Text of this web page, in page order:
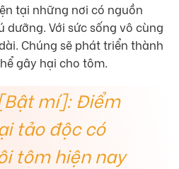
tại những nơi có nguồn
dưỡng. Với sức sống vô cùng
Chúng sẽ phát triển thành
gây hại cho tôm.
mí]: Điểm
tảo độc có
tôm hiện nay